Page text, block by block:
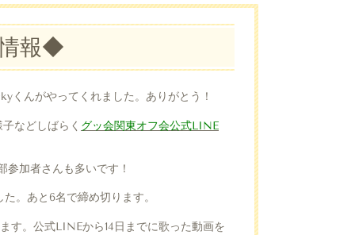
報◆
くんがやってくれました。ありがとう！
などしばらく グッ会関東オフ会公式LINE
加者さんも多いです！
。あと6名で締め切ります。
す。公式LINEから14日までに歌った動画を